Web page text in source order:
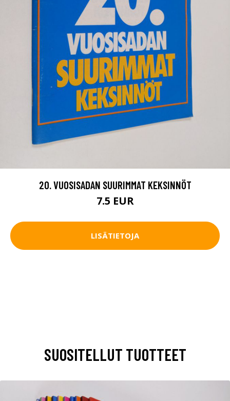
20. VUOSISADAN SUURIMMAT KEKSINNÖT
7.5 EUR
LISÄTIETOJA
SUOSITELLUT TUOTTEET